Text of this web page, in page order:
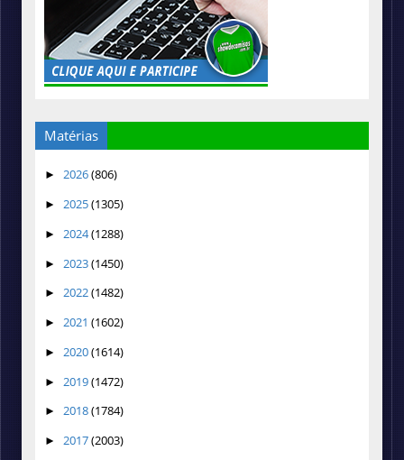
Matérias
► 2026(806)
► 2025(1305)
► 2024(1288)
► 2023(1450)
► 2022(1482)
► 2021 (1602)
► 2020(1614)
► 2019(1472)
► 2018(1784)
► 2017(2003)